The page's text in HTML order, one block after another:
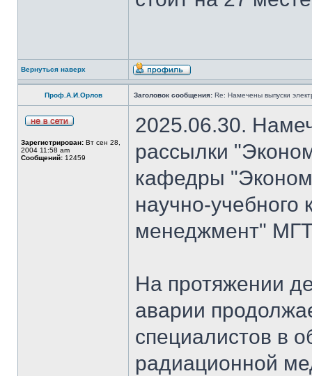
Вернуться наверх
Проф.А.И.Орлов Заголовок сообщения: Re: Намечены выпуски
Зарегистрирован: Вт сен 28,
2004 11:58 am
Сообщений: 12459
2025.06.30.
рассылки
кафедры
научно-
менеджмент"
На протяжении
аварии
специалистов в
радиационной